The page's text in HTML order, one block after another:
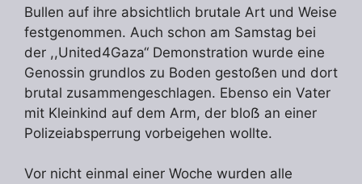
Bullen auf ihre absichtlich brutale Art und Weise
festgenommen. Auch schon am Samstag bei
der ,,United4Gaza“ Demonstration wurde eine
Genossin grundlos zu Boden gestoẞen und dort
brutal zusammengeschlagen. Ebenso ein Vater
mit Kleinkind auf dem Arm, der bloẞ an einer
Polizeiabsperrung vorbeigehen wollte.
Vor nicht einmal einer Woche wurden alle